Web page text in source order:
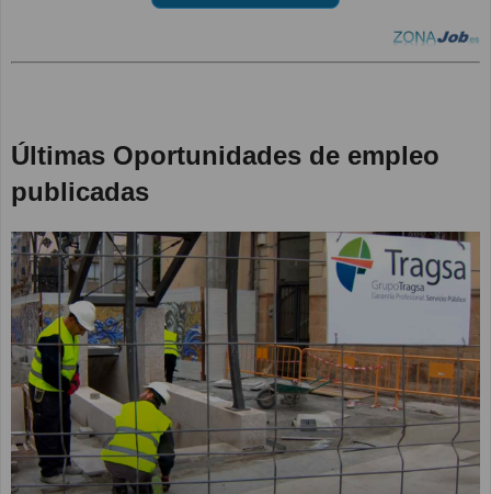
Últimas Oportunidades de empleo
publicadas